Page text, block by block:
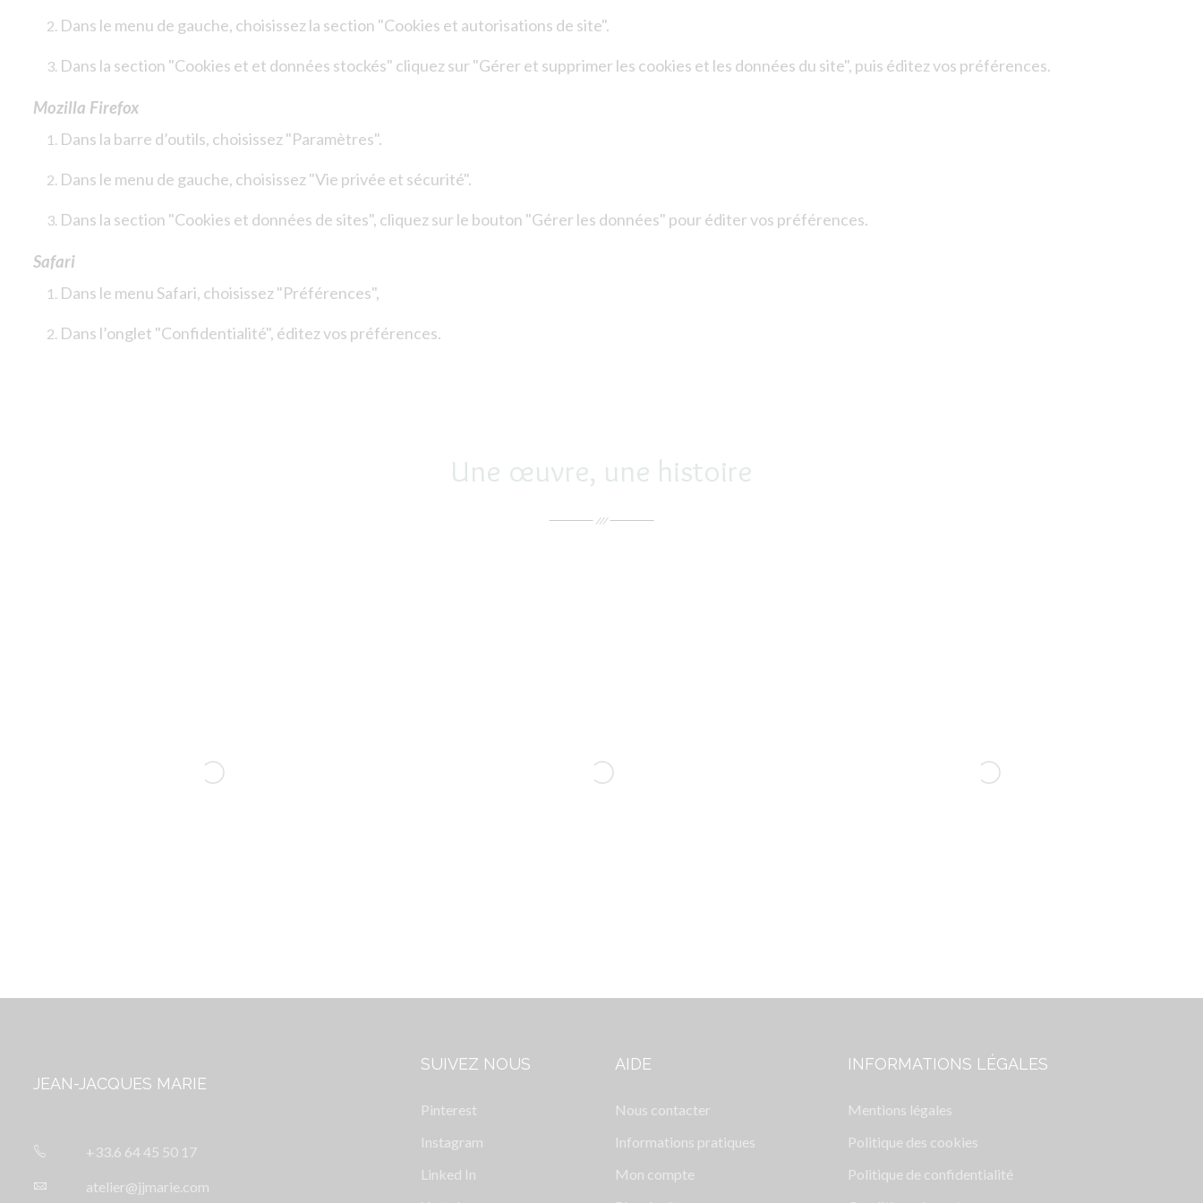
Dans le menu de gauche, choisissez la section "Cookies et autorisations de site".
Dans la section "Cookies et et données stockés" cliquez sur "Gérer et supprimer les cookies et les données du site", puis éditez vos préférences.
Mozilla Firefox
Dans la barre d’outils, choisissez "Paramètres".
Dans le menu de gauche, choisissez "Vie privée et sécurité".
Dans la section "Cookies et données de sites", cliquez sur le bouton "Gérer les données" pour éditer vos préférences.
Safari
Dans le menu Safari, choisissez "Préférences",
Dans l’onglet "Confidentialité", éditez vos préférences.
Une œuvre, une histoire
JEAN-JACQUES MARIE
+33.6 64 45 50 17
atelier@jjmarie.com
SUIVEZ NOUS
Pinterest
Instagram
Linked In
AIDE
Nous contacter
Informations pratiques
Mon compte
INFORMATIONS LÉGALES
Mentions légales
Politique des cookies
Politique de confidentialité